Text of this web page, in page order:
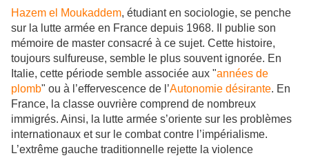
Hazem el Moukaddem, étudiant en sociologie, se penche
sur la lutte armée en France depuis 1968. Il publie son
mémoire de master consacré à ce sujet. Cette histoire,
toujours sulfureuse, semble le plus souvent ignorée. En
Italie, cette période semble associée aux "années de
plomb" ou à l’effervescence de l’Autonomie désirante. En
France, la classe ouvrière comprend de nombreux
immigrés. Ainsi, la lutte armée s’oriente sur les problèmes
internationaux et sur le combat contre l’impérialisme.
L’extrême gauche traditionnelle rejette la violence